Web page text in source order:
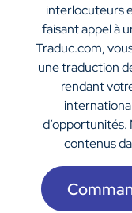
interlocuteurs
faisant appel à
Traduc.com,
une traduction
rendant
d’opportunités.
contenus